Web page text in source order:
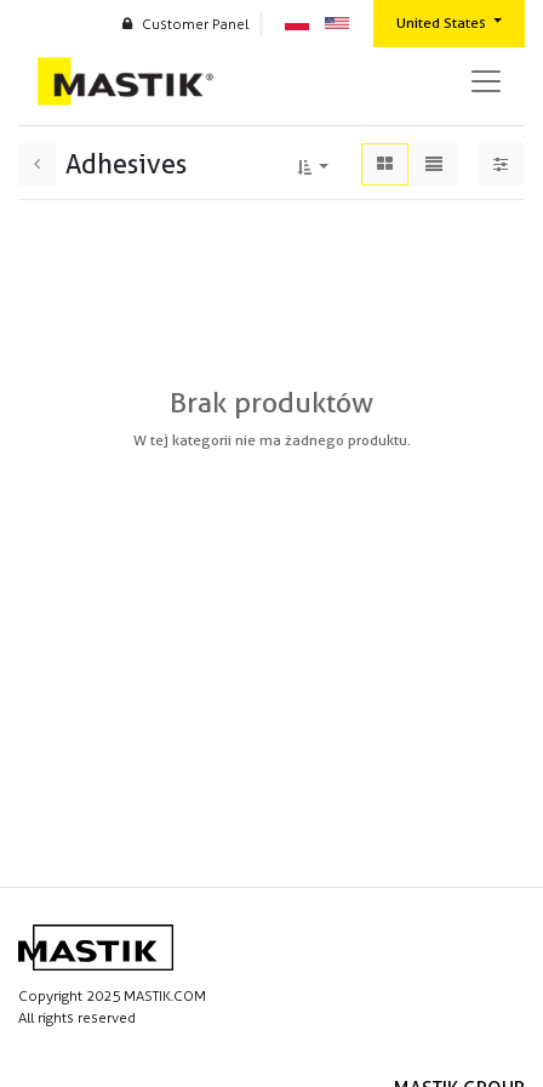
United States
Customer Panel
Adhesives
Brak produktów
W tej kategorii nie ma żadnego produktu.
Copyright 2025 MASTIK.COM
All rights reserved